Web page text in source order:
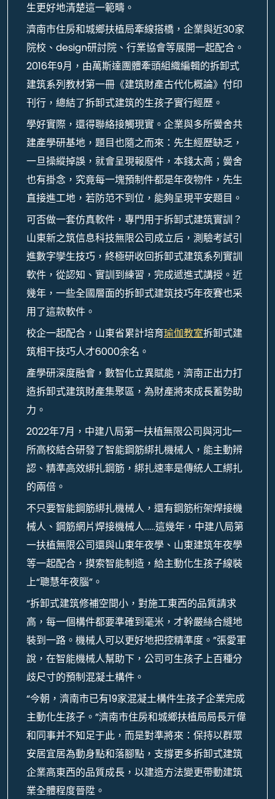
生更好地清楚這一範疇。
濟南市住房和城鄉扶植局牽線搭橋，企業與近30家
院校、design研討院、行業協會等展開一起配合。
2016年9月，由萬斯達團體牽頭組織編輯的拆卸式
建筑系列教材第一冊《建筑財產古代化概論》付印
刊行，總結了拆卸式建筑的生孩子實行經歷。
學好實際，還得聯絡接觸現實。企業與多所黌舍共
建產學研基地，題目也隨之而來：先生經歷缺乏，
一旦操縱掉誤，就會呈現報廢件，本錢太高；黌舍
也有掛念，究竟每一塊預制件都是年夜物件，先生
直接進工地，若防范不到位，能夠呈現平安題目。
可否做一套仿真軟件，專門用于拆卸式建筑實訓？
山東新之筑信息科技無限公司成立后，測驗考試引
進數字孿生技巧，終極研收回拆卸式建筑系列實訓
軟件，從認知、實訓到練習，完成遞進式講授。近
幾年，一些全國層面的拆卸式建筑技巧年夜賽也采
用了這款軟件。
校企一起配合，山東省累計培育瑜伽教室拆卸式建
筑相干技巧人才6000余名。
產學研深度融會，數智化立異賦能，濟南正出力打
造拆卸式建筑財產集聚區，為財產將來成長蓄勢助
力。
2022年7月，中建八局第一扶植無限公司與河北一
所高校結合研發了智能鋼筋綁扎機械人，能主動辨
認、精準高效綁扎鋼筋，綁扎速率是傳統人工綁扎
的兩倍。
不只要智能鋼筋綁扎機械人，還有鋼筋桁架焊接機
械人、鋼筋網片焊接機械人……這幾年，中建八局第
一扶植無限公司還與山東年夜學、山東建筑年夜學
等一起配合，摸索智能制造，給主動化生孩子線裝
上“聰慧年夜腦”。
“拆卸式建筑修補空間小，對施工東西的品質請求
高，每一個構件都要準確到毫米，才幹嚴絲合縫地
裝到一路。機械人可以更好地把控精準度。”張愛軍
說，在智能機械人幫助下，公司可生孩子上百種分
歧尺寸的預制混凝土構件。
“今朝，濟南市已有19家混凝土構件生孩子企業完成
主動化生孩子。”濟南市住房和城鄉扶植局局長亓偉
和同事并不知足于此，而是對準將來：保持以群眾
安居宜居為動身點和落腳點，支撐更多拆卸式建筑
企業高東西的品質成長，以建造方法變更帶動建筑
業全體程度晉陞。